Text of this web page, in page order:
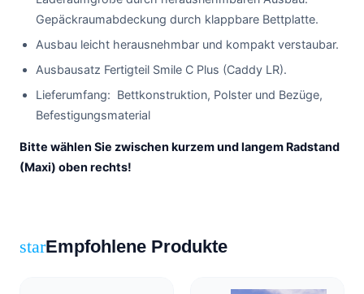
Gepäckraumabdeckung durch klappbare Bettplatte.
Ausbau leicht herausnehmbar und kompakt verstaubar.
Ausbausatz Fertigteil Smile C Plus (Caddy LR).
Lieferumfang: Bettkonstruktion, Polster und Bezüge,
Befestigungsmaterial
Bitte wählen Sie zwischen kurzem und langem Radstand
(Maxi) oben rechts!
starEmpfohlene Produkte